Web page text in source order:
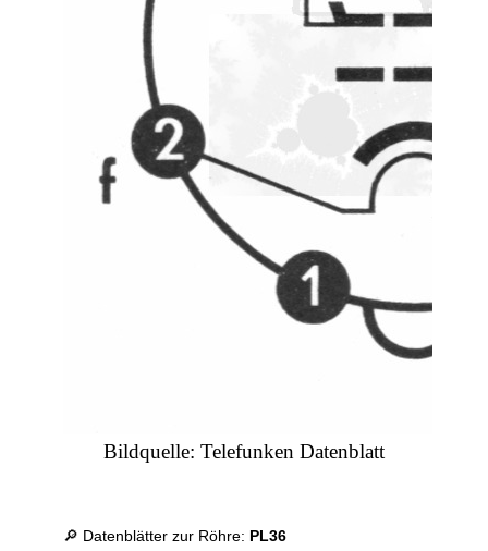
Bildquelle: Telefunken Datenblatt
🔎 Datenblätter zur Röhre: PL36